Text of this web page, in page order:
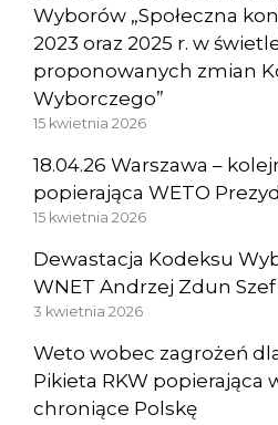
Wyborów „Społeczna
2023 oraz 2025 r. w
proponowanych zmian
Wyborczego”
15 kwietnia 2026
18.04.26 Warszawa –
popierająca WETO
15 kwietnia 2026
Dewastacja Kodeksu
WNET Andrzej Zdun
3 kwietnia 2026
Weto wobec zagrożeń
Pikieta RKW popierająca
chroniące Polskę